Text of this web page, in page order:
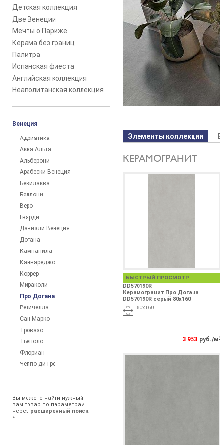
Детская коллекция
Две Венеции
Мечты о Париже
Керама без границ
Палитра
Испанская фиеста
Английская коллекция
Неаполитанская коллекция
Венеция
Адриатика
Аква Альта
Альберони
Арабески Венеция
Бевилаква
Беллони
Веро
Гварди
Даниэли Венеция
Догана
Кампанила
Каннареджо
Коррер
Мираколи
Про Догана
Ретичелла
Сан-Марко
Тровазо
Тьеполо
Флориан
Чеппо ди Гре
Вы можете найти нужный
вам товар по параметрам
через расширенный поиск
>
Элементы коллекции
КЕРАМОГРАНИТ
БЫСТРЫЙ ПРОСМОТР
DD570190R
Керамогранит Про Догана
DD570190R серый 80x160
80x160
3 953 руб./м